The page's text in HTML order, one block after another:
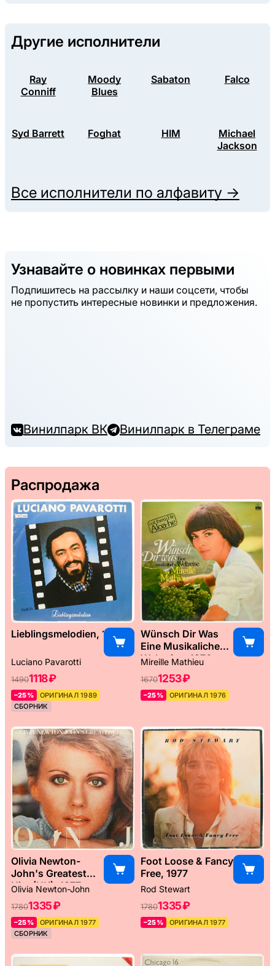
Другие исполнители
Ray
Conniff
Moody
Blues
Sabaton Falco
Syd Barrett Foghat HIM
Michael
Jackson
Все исполнители по алфавиту →
Узнавайте о новинках первыми
Подпишитесь на рассылку и наши соцсети, чтобы
не пропустить интересные новинки и предложения.
Винилпарк ВК Винилпарк в Телеграме
Распродажа
Lieblingsmelodien, 1989
Luciano Pavarotti
14901118 ₽
–25%
ОРИГИНАЛ 1989
СБОРНИК
Wünsch Dir Was
Eine Musikaliche
Weltreise, 1976
Mireille Mathieu
16701253 ₽
–25% ОРИГИНАЛ 1976
Olivia Newton-
John's Greatest
Hits (UK), 1977
Olivia Newton-John
17801335 ₽
–25%
ОРИГИНАЛ 1977
СБОРНИК
Foot Loose & Fancy
Free, 1977
Rod Stewart
17801335 ₽
–25% ОРИГИНАЛ 1977